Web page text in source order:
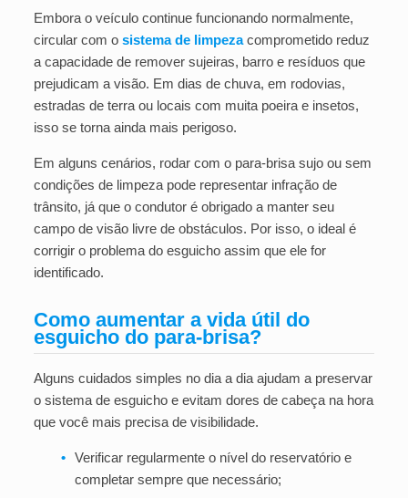
Embora o veículo continue funcionando normalmente,
circular com o sistema de limpezacomprometido reduz
a capacidade de remover sujeiras, barro e resíduos que
prejudicam a visão. Em dias de chuva, em rodovias,
estradas de terra ou locais com muita poeira e insetos,
isso se torna ainda mais perigoso.
Em alguns cenários, rodar com o para-brisa sujo ou sem
condições de limpeza pode representar infração de
trânsito, já que o condutor é obrigado a manter seu
campo de visão livre de obstáculos. Por isso, o ideal é
corrigir o problema do esguicho assim que ele for
identificado.
Como aumentar a vida útil do
esguicho do para-brisa?
Alguns cuidados simples no dia a dia ajudam a preservar
o sistema de esguicho e evitam dores de cabeça na hora
que você mais precisa de visibilidade.
• Verificar regularmente o nível do reservatório e
completar sempre que necessário;